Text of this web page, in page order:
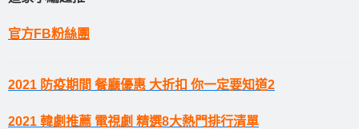
官方FB粉絲團
2021 防疫期間 餐廳優惠 大折扣 你一定要知道2
2021 韓劇推薦 電視劇 精選8大熱門排行清單